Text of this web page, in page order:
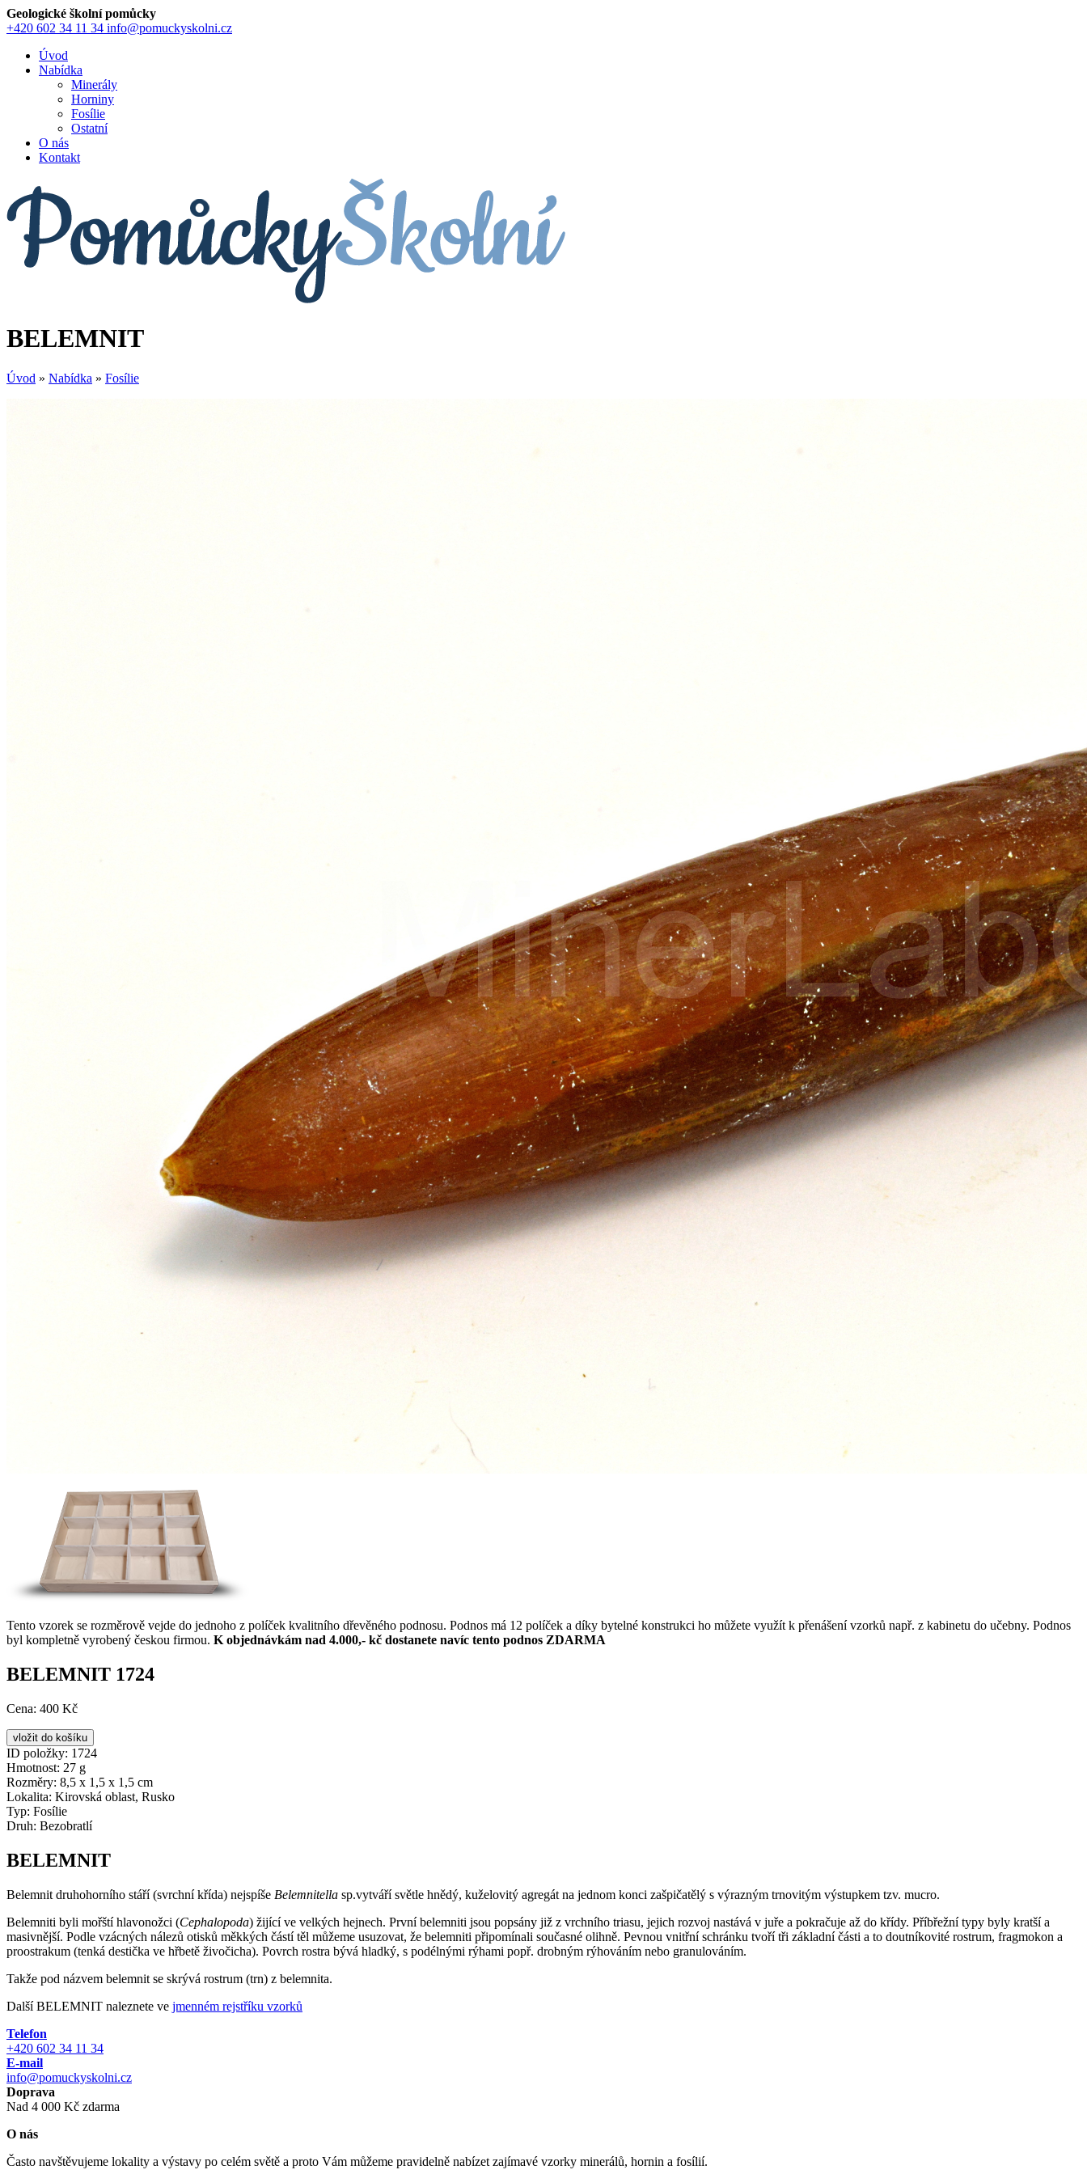
Geologické školní pomůcky
+420 602 34 11 34 info@pomuckyskolni.cz
Úvod
Nabídka
Minerály
Horniny
Fosílie
Ostatní
O nás
Kontakt
BELEMNIT
Úvod » Nabídka » Fosílie
Tento vzorek se rozměrově vejde do jednoho z políček kvalitního dřevěného podnosu. Podnos má 12 políček a díky bytelné konstrukci ho můžete využít k přenášení vzorků např. z kabinetu do učebny. Podnos
byl kompletně vyrobený českou firmou. K objednávkám nad 4.000,- kč dostanete navíc tento podnos ZDARMA
BELEMNIT 1724
Cena: 400 Kč
ID položky: 1724
Hmotnost: 27 g
Rozměry: 8,5 x 1,5 x 1,5 cm
Lokalita: Kirovská oblast, Rusko
Typ: Fosílie
Druh: Bezobratlí
BELEMNIT
Belemnit druhohorního stáří (svrchní křída) nejspíše Belemnitella sp.vytváří světle hnědý, kuželovitý agregát na jednom konci zašpičatělý s výrazným trnovitým výstupkem tzv. mucro.
Belemniti byli mořští hlavonožci (Cephalopoda) žijící ve velkých hejnech. První belemniti jsou popsány již z vrchního triasu, jejich rozvoj nastává v juře a pokračuje až do křídy. Příbřežní typy byly kratší a
masivnější. Podle vzácných nálezů otisků měkkých částí těl můžeme usuzovat, že belemniti připomínali současné olihně. Pevnou vnitřní schránku tvoří tři základní části a to doutníkovité rostrum, fragmokon a
proostrakum (tenká destička ve hřbetě živočicha). Povrch rostra bývá hladký, s podélnými rýhami popř. drobným rýhováním nebo granulováním.
Takže pod názvem belemnit se skrývá rostrum (trn) z belemnita.
Další BELEMNIT naleznete ve jmenném rejstříku vzorků
Telefon
+420 602 34 11 34
E-mail
info@pomuckyskolni.cz
Doprava
Nad 4 000 Kč zdarma
O nás
Často navštěvujeme lokality a výstavy po celém světě a proto Vám můžeme pravidelně nabízet zajímavé vzorky minerálů, hornin a fosílií.